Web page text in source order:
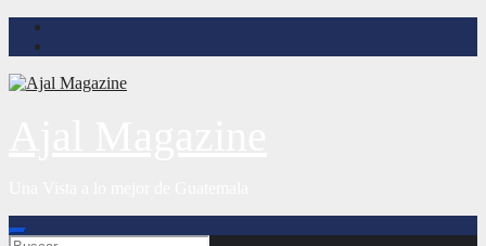
Saltar